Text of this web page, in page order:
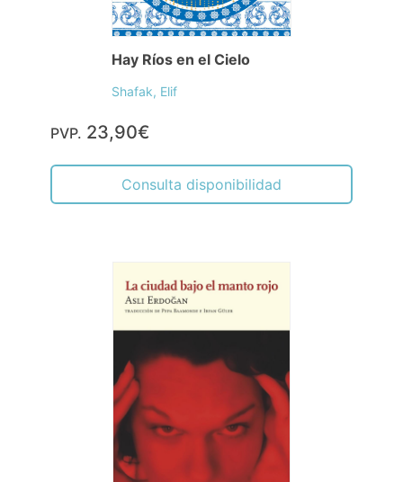
Hay Ríos en el Cielo
Shafak, Elif
PVP. 23,90€
Consulta disponibilidad